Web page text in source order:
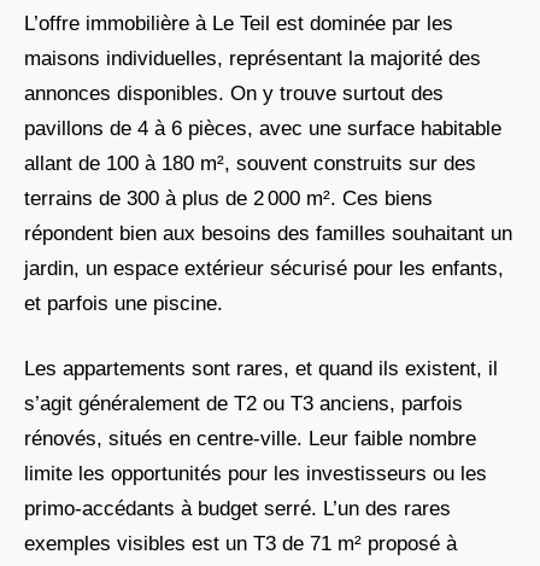
L’offre immobilière à Le Teil est dominée par les
maisons individuelles, représentant la majorité des
annonces disponibles. On y trouve surtout des
pavillons de 4 à 6 pièces, avec une surface habitable
allant de 100 à 180 m², souvent construits sur des
terrains de 300 à plus de 2 000 m². Ces biens
répondent bien aux besoins des familles souhaitant un
jardin, un espace extérieur sécurisé pour les enfants,
et parfois une piscine.
Les appartements sont rares, et quand ils existent, il
s’agit généralement de T2 ou T3 anciens, parfois
rénovés, situés en centre-ville. Leur faible nombre
limite les opportunités pour les investisseurs ou les
primo-accédants à budget serré. L’un des rares
exemples visibles est un T3 de 71 m² proposé à